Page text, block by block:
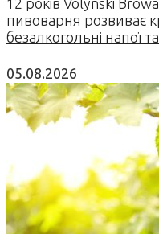
пивоварня розвиває
безалкогольні напої
05.08.2026